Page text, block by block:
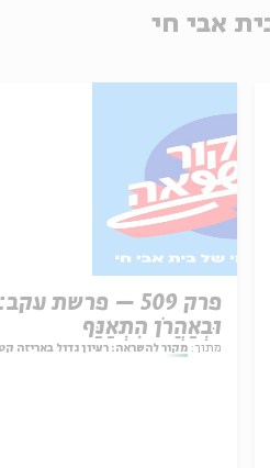
אבי חי
פרק 509 – פרשת עקב:
וּבְאַהֲרֹן הִתְאַנַּף
מתוך: מקור להשראה: רעיון גדול באריזה